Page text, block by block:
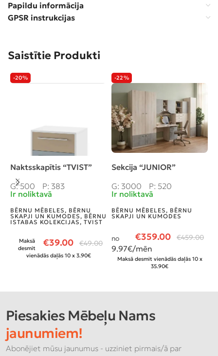
Papildu informācija
GPSR instrukcijas
Saistītie Produkti
-20%
Naktsskapītis “TVIST”
G: 500
P: 383
Ir noliktavā
BĒRNU MĒBELES, BĒRNU
SKAPJI UN KUMODES, BĒRNU
ISTABAS KOLEKCIJAS, TVIST
€39.00 €49.00
Maksā
desmit
vienādās daļās 10 x 3.90€
-22%
Sekcija “JUNIOR”
G: 3000
P: 520
Ir noliktavā
BĒRNU MĒBELES, BĒRNU
SKAPJI UN KUMODES
€359.00 €459.00
no
9.97€/mēn
Maksā desmit vienādās daļās 10 x
35.90€
Piesakies Mēbeļu Nams
jaunumiem!
Abonējiet mūsu jaunumus - uzziniet pirmais/ā par